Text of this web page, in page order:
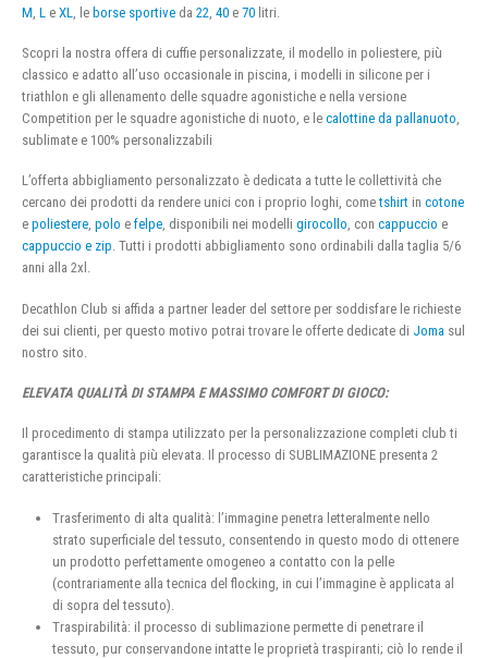
M L e XL , le borse sportive da 22 40 e 70 litri.
Scopri la nostra offera di cuffie personalizzate, il modello in poliestere, più
classico e adatto all’uso occasionale in piscina, i modelli in silicone per i
triathlon e gli allenamento delle squadre agonistiche e nella versione
Competition per le squadre agonistiche di nuoto, e le calottine da pallanuoto,
sublimate e 100% personalizzabili
L’offerta abbigliamento personalizzato è dedicata a tutte le collettività che
cercano dei prodotti da rendere unici con i proprio loghi, cometshirt in cotone
e poliestere, polo e felpe, disponibili nei modelli girocollo, con cappuccio e
cappuccio e zip. Tutti i prodotti abbigliamento sono ordinabili dalla taglia 5/6
anni alla 2xl.
Decathlon Club si affida a partner leader del settore per soddisfare le richieste
dei sui clienti, per questo motivo potrai trovare le offerte dedicate di Joma sul
nostro sito.
ELEVATA QUALITÀ DI STAMPA E MASSIMO COMFORT DI GIOCO:
Il procedimento di stampa utilizzato per la personalizzazione completi club ti
garantisce la qualità più elevata. Il processo di SUBLIMAZIONE presenta 2
caratteristiche principali:
Trasferimento di alta qualità: l’immagine penetra letteralmente nello
strato superficiale del tessuto, consentendo in questo modo di ottenere
un prodotto perfettamente omogeneo a contatto con la pelle
(contrariamente alla tecnica del flocking, in cui l’immagine è applicata al
di sopra del tessuto).
Traspirabilità: il processo di sublimazione permette di penetrare il
tessuto, pur conservandone intatte le proprietà traspiranti; ciò lo rende il